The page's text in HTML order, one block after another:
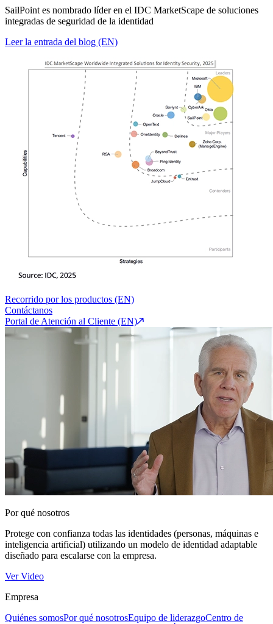
SailPoint es nombrado líder en el IDC MarketScape de soluciones
integradas de seguridad de la identidad
Leer la entrada del blog (EN)
Recorrido por los productos (EN)
Contáctanos
Portal de Atención al Cliente (EN)
Por qué nosotros
Protege con confianza todas las identidades (personas, máquinas e
inteligencia artificial) utilizando un modelo de identidad adaptable
diseñado para escalarse con la empresa.
Ver Video
Empresa
Quiénes somosPor qué nosotrosEquipo de liderazgoCentro de